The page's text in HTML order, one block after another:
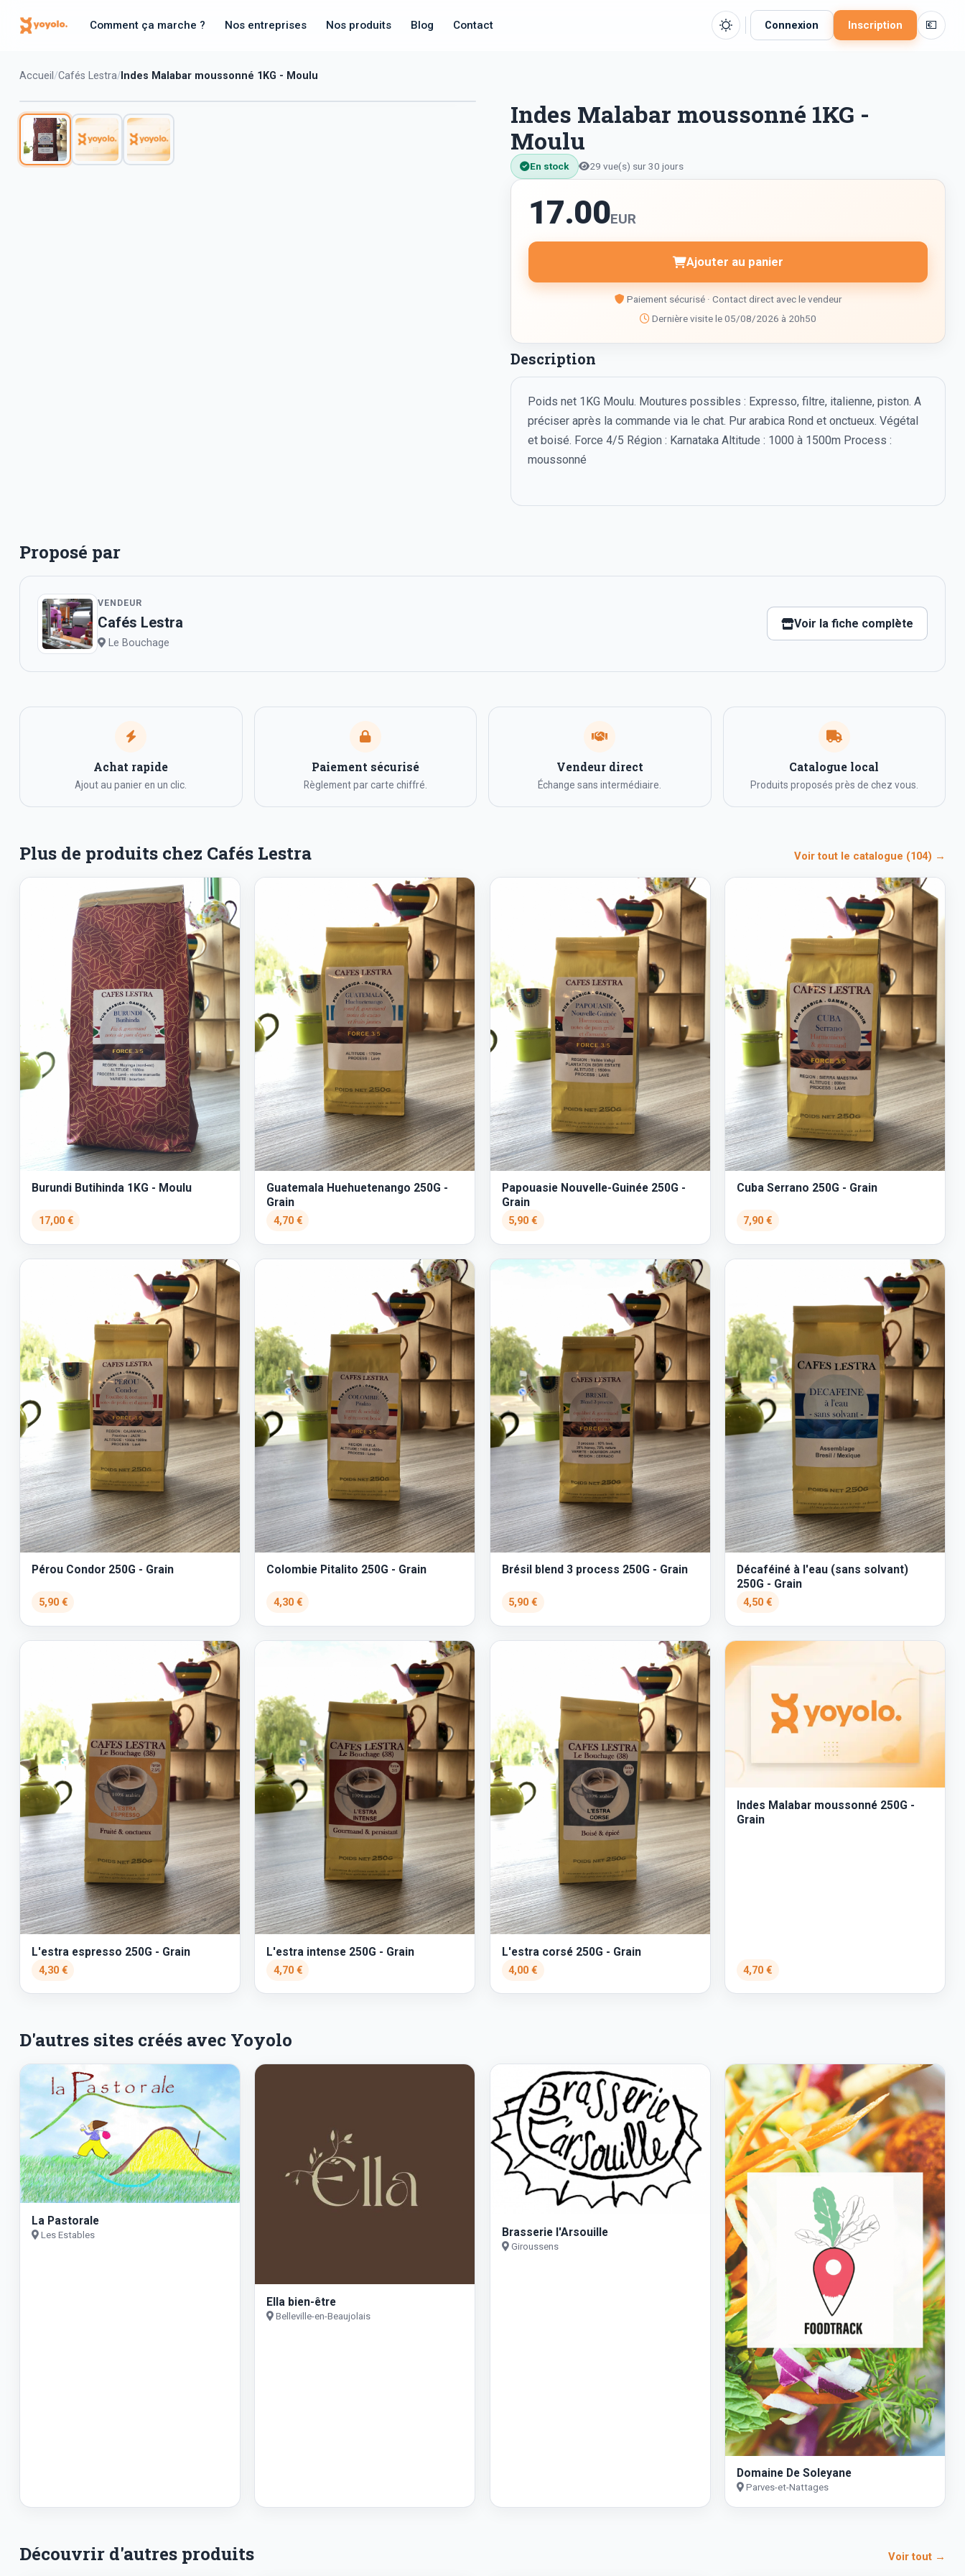
Comment ça marche ? Nos entreprises Nos produits Blog Contact Connexion Inscription 💶
Accueil Cafés Lestra Indes Malabar moussonné 1KG - Moulu
Indes Malabar moussonné 1KG -
Moulu
En stock 29 vue(s) sur 30 jours
17.00EUR
Ajouter au panier
Paiement sécurisé · Contact direct avec le vendeur
Dernière visite le 05/08/2026 à 20h50
Description
Poids net 1KG Moulu. Moutures possibles : Expresso, filtre, italienne, piston. A
préciser après la commande via le chat. Pur arabica Rond et onctueux. Végétal
et boisé. Force 4/5 Région : Karnataka Altitude : 1000 à 1500m Process :
moussonné
Proposé par
VENDEUR
Cafés Lestra
Le Bouchage
Voir la fiche complète
Achat rapide
Ajout au panier en un clic.
Paiement sécurisé
Règlement par carte chiffré.
Vendeur direct
Échange sans intermédiaire.
Catalogue local
Produits proposés près de chez vous.
Plus de produits chez Cafés Lestra Voir tout le catalogue (104) →
Burundi Butihinda 1KG - Moulu
17,00 €
Guatemala Huehuetenango 250G -
Grain
4,70 €
Papouasie Nouvelle-Guinée 250G -
Grain
5,90 €
Cuba Serrano 250G - Grain
7,90 €
Pérou Condor 250G - Grain
5,90 €
Colombie Pitalito 250G - Grain
4,30 €
Brésil blend 3 process 250G - Grain
5,90 €
Décaféiné à l'eau (sans solvant)
250G - Grain
4,50 €
L'estra espresso 250G - Grain
4,30 €
L'estra intense 250G - Grain
4,70 €
L'estra corsé 250G - Grain
4,00 €
Indes Malabar moussonné 250G -
Grain
4,70 €
D'autres sites créés avec Yoyolo
La Pastorale
Les Estables
Ella bien-être
Belleville-en-Beaujolais
Brasserie l'Arsouille
Giroussens
Domaine De Soleyane
Parves-et-Nattages
Découvrir d'autres produits Voir tout →